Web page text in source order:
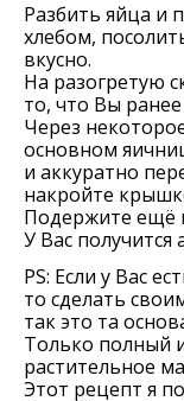
Разбить яйца и
хлебом,
вкусно.
На разогретую
то, что Вы
Через
основном
и аккуратно
накройте
Подержите ещё
У Вас получится
PS: Если у Вас
то сделать
так это та
Только полный
растительное
Этот рецепт я